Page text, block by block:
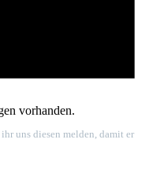
vorhanden.
uns diesen melden, damit er